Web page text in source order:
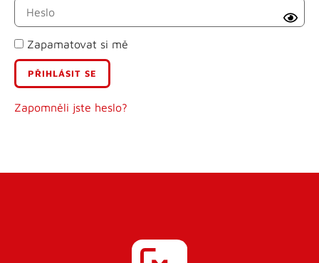
Zapamatovat si mě
Zapomněli jste heslo?
E-mail
Uživatelské jméno